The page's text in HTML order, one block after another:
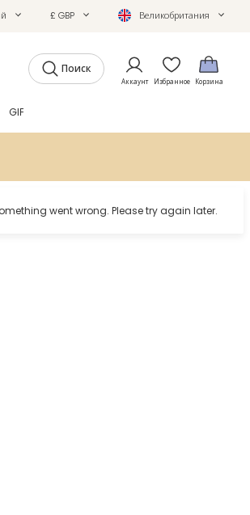
£ GBP Великобритания
Поиск
Аккаунт Избранное Корзина
GIFTS